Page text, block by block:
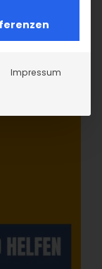
Impressum